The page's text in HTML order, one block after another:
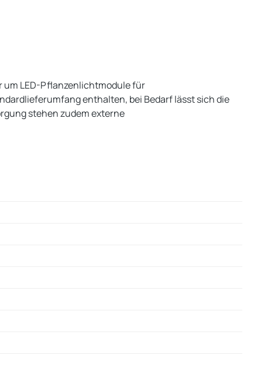
um LED-Pflanzenlichtmodule für
enthalten, bei Bedarf lässt sich die
stehen zudem externe